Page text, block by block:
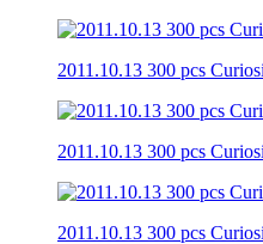
2011.10.13 300 pcs
2011.10.13 300 pcs
2011.10.13 300 pcs